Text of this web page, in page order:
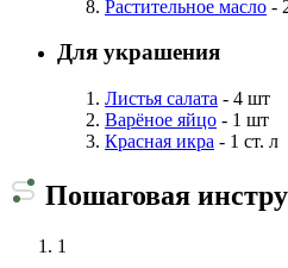
Растительное масло -
Для украшения
Листья салата - 4 шт
Варёное яйцо - 1 шт
Красная икра - 1 ст. л
Пошаговая
1